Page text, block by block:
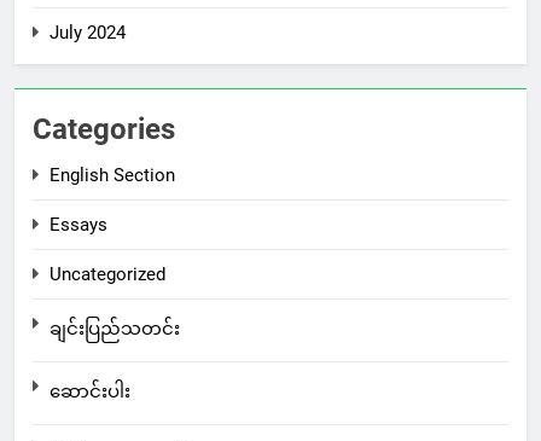
July 2024
Categories
English Section
Essays
Uncategorized
ချင်းပြည်သတင်း
ဆောင်းပါး